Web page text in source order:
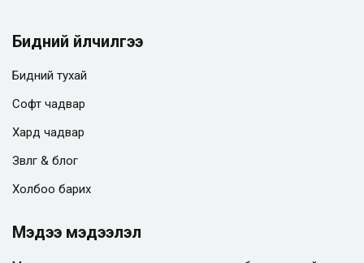
Бидний үйлчилгээ
Бидний тухай
Софт чадвар
Хард чадвар
Зөвлөгөө & блог
Холбоо барих
Мэдээ мэдээлэл